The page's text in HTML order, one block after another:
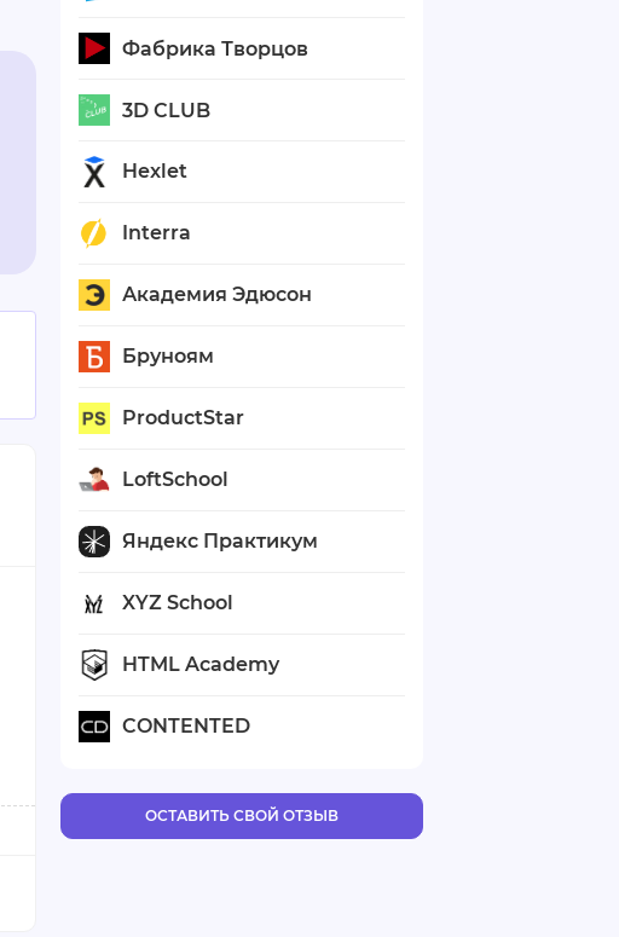
Фабрика Творцов
3D CLUB
Hexlet
Interra
Академия Эдюсон
Бруноям
ProductStar
LoftSchool
Яндекс Практикум
XYZ School
HTML Academy
CONTENTED
ОСТАВИТЬ СВОЙ ОТЗЫВ